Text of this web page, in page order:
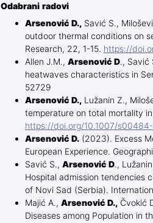
Odabrani radovi
Arsenović D., Savić S.,
outdoor thermal conditions on
Research, 22, 1-15. https://
Allen J.M., Arsenović D., Savić
heatwaves characteristics in
52729
Arsenović D., Lužanin Z.,
temperature on total mortality
https://doi.org/10.1007/
Arsenović D. (2023). Excess
European Experience.
Savić S., Arsenović D.,
Hospital admission tendencies
of Novi Sad (Serbia).
Majić A., Arsenović D., Čvokić
Diseases among Population in